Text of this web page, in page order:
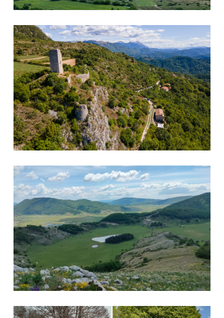
Poggio Poponesco
Altopiano di Cornino
Stagioni